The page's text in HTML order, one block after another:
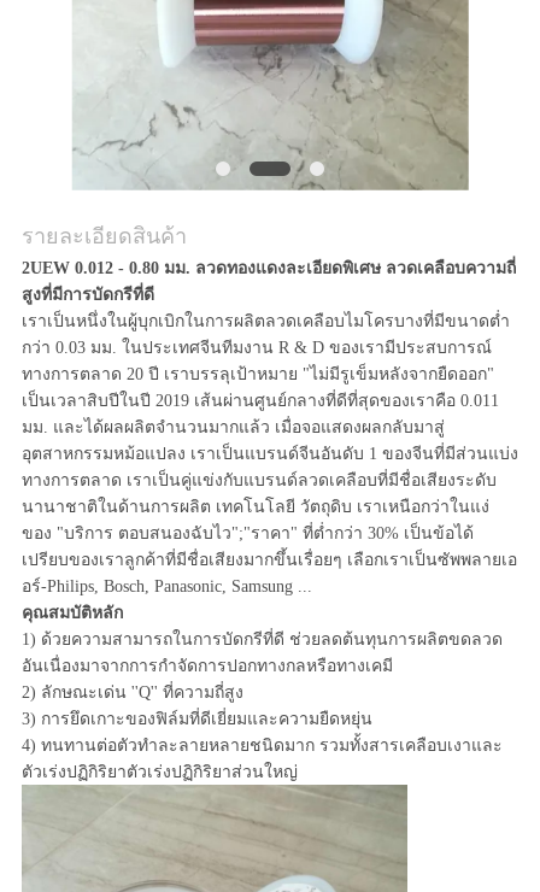
รายละเอียดสินค้า
2UEW 0.012 - 0.80 มม. ลวดทองแดงละเอียดพิเศษ ลวดเคลือบความถี่
สูงที่มีการบัดกรีที่ดี
เราเป็นหนึ่งในผู้บุกเบิกในการผลิตลวดเคลือบไมโครบางที่มีขนาดต่ำ
กว่า 0.03 มม. ในประเทศจีนทีมงาน R & D ของเรามีประสบการณ์
ทางการตลาด 20 ปี เราบรรลุเป้าหมาย "ไม่มีรูเข็มหลังจากยืดออก"
เป็นเวลาสิบปีในปี 2019 เส้นผ่านศูนย์กลางที่ดีที่สุดของเราคือ 0.011
มม. และได้ผลผลิตจำนวนมากแล้ว เมื่อจอแสดงผลกลับมาสู่
อุตสาหกรรมหม้อแปลง เราเป็นแบรนด์จีนอันดับ 1 ของจีนที่มีส่วนแบ่ง
ทางการตลาด เราเป็นคู่แข่งกับแบรนด์ลวดเคลือบที่มีชื่อเสียงระดับ
นานาชาติในด้านการผลิต เทคโนโลยี วัตถุดิบ เราเหนือกว่าในแง่
ของ "บริการ ตอบสนองฉับไว";"ราคา" ที่ต่ำกว่า 30% เป็นข้อได้
เปรียบของเราลูกค้าที่มีชื่อเสียงมากขึ้นเรื่อยๆ เลือกเราเป็นซัพพลายเอ
อร์-Philips, Bosch, Panasonic, Samsung ...
คุณสมบัติหลัก
1) ด้วยความสามารถในการบัดกรีที่ดี ช่วยลดต้นทุนการผลิตขดลวด
อันเนื่องมาจากการกำจัดการปอกทางกลหรือทางเคมี
2) ลักษณะเด่น ''Q'' ที่ความถี่สูง
3) การยึดเกาะของฟิล์มที่ดีเยี่ยมและความยืดหยุ่น
4) ทนทานต่อตัวทำละลายหลายชนิดมาก รวมทั้งสารเคลือบเงาและ
ตัวเร่งปฏิกิริยาตัวเร่งปฏิกิริยาส่วนใหญ่